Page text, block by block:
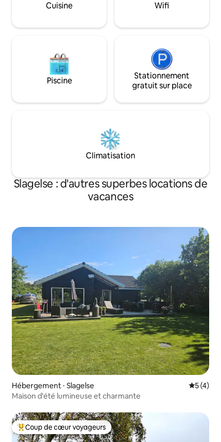
une douche
que le grenier et
Cuisine Wifi
Piscine
Stationnement
gratuit sur place
Climatisation
Slagelse : d'autres superbes locations de
vacances
Hébergement ⋅ Slagelse
5 (4)
Maison d'été lumineuse et charmante
Coups de cœur voyageurs les plus appréciés
Coup de cœur voyageurs